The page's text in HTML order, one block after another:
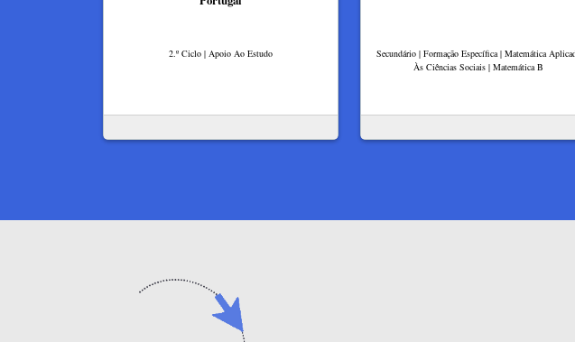
2.º Ciclo | Apoio Ao Estudo
Secundário | Formação Específica | Matemática
Às Ciências Sociais | Matemática B